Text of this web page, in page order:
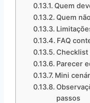
Quem
Quem
FAQ
Checklist
Parecer
Mini
passos